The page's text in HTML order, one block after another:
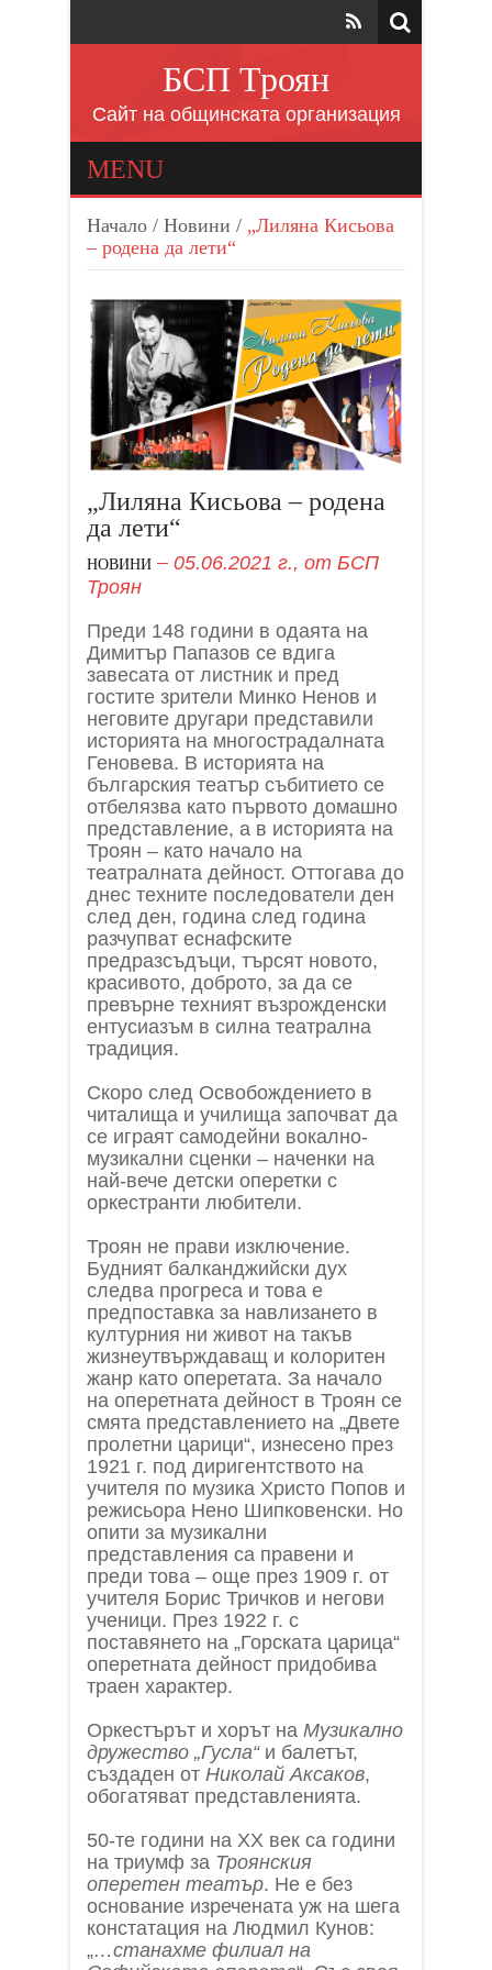
БСП Троян
Сайт на общинската организация
MENU
Начало / Новини / „Лиляна Кисьова
– родена да лети“
„Лиляна Кисьова – родена
да лети“
НОВИНИ 05.06.2021 г., от БСП
Троян
Преди 148 години в одаята на
Димитър Папазов се вдига
завесата от листник и пред
гостите зрители Минко Ненов и
неговите другари представили
историята на многострадалната
Геновева. В историята на
българския театър събитието се
отбелязва като първото домашно
представление, а в историята на
Троян – като начало на
театралната дейност. Оттогава до
днес техните последователи ден
след ден, година след година
разчупват еснафските
предразсъдъци, търсят новото,
красивото, доброто, за да се
превърне техният възрожденски
ентусиазъм в силна театрална
традиция.
Скоро след Освобождението в
читалища и училища започват да
се играят самодейни вокално-
музикални сценки – наченки на
най-вече детски оперетки с
оркестранти любители.
Троян не прави изключение.
Будният балканджийски дух
следва прогреса и това е
предпоставка за навлизането в
културния ни живот на такъв
жизнеутвърждаващ и колоритен
жанр като оперетата. За начало
на оперетната дейност в Троян се
смята представлението на „Двете
пролетни царици“, изнесено през
1921 г. под диригентството на
учителя по музика Христо Попов и
режисьора Нено Шипковенски. Но
опити за музикални
представления са правени и
преди това – още през 1909 г. от
учителя Борис Тричков и негови
ученици. През 1922 г. с
поставянето на „Горската царица“
оперетната дейност придобива
траен характер.
Оркестърът и хорът на Музикално
дружество „Гусла“ и балетът,
създаден от Николай Аксаков,
обогатяват представленията.
50-те години на XX век са години
на триумф за Троянския
оперетен театър. Не е без
основание изречената уж на шега
констатация на Людмил Кунов:
„…станахме филиал на